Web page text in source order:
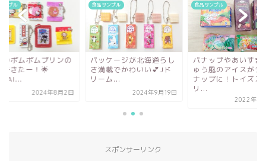
ンプル
ケージが北海道らし
でかわいい💕Jド
ム...
2024年9月19日
食品サンプル
パナップやあいすまんじ
ゅう風のアイスがライン
ナップに！トイズスピ
食品サンプル
推しのポムポムプリ
お菓子きたー！🌟
BANDAI...
スポンサーリンク